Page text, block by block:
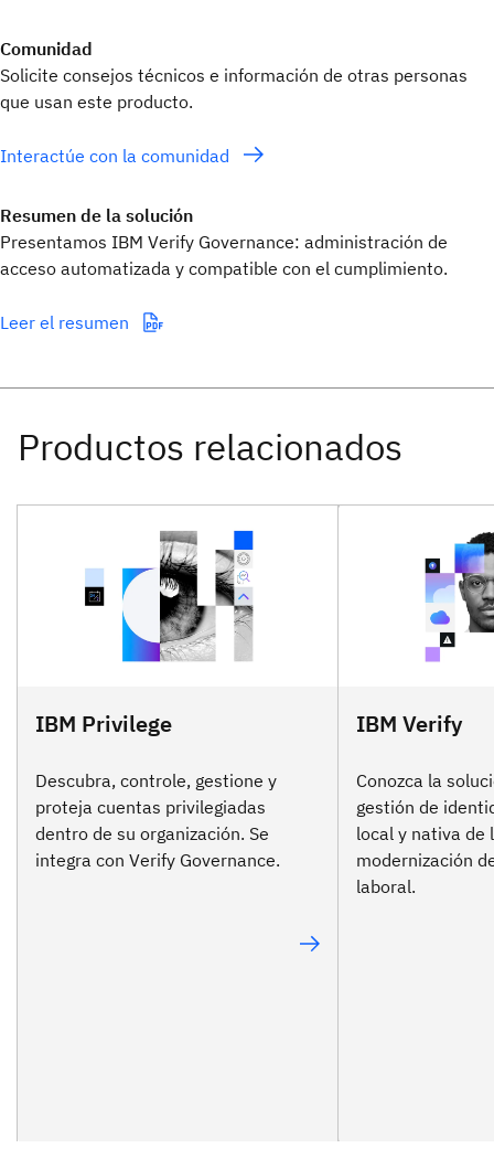
Comunidad
Solicite consejos técnicos e información de otras personas
que usan este producto.
Interactúe con la comunidad
Resumen de la solución
Presentamos IBM Verify Governance: administración de
acceso automatizada y compatible con el cumplimiento.
Leer el resumen
IBM Privilege
Descubra, controle, gestione y
proteja cuentas privilegiadas
dentro de su organización. Se
integra con Verify Governance.
IBM Verify
Conozca la
gestión de
local y nativa de
modernización
laboral.